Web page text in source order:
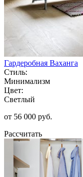
Гардеробная Ваханга
Стиль:
Минимализм
Цвет:
Светлый
от 56 000 руб.
Рассчитать